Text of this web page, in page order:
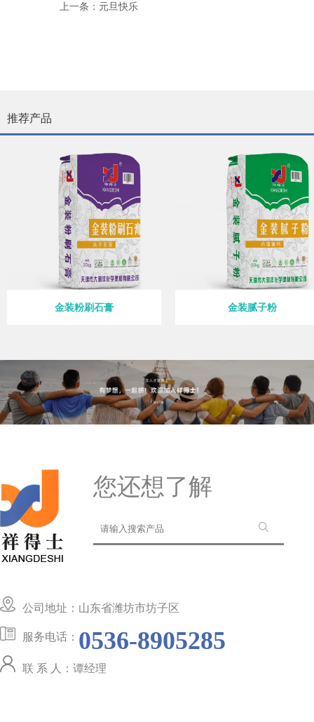
上一条：元旦快乐
推荐产品
金装粉刷石膏 金装腻子粉
您还想了解
公司地址：山东省潍坊市坊子区
服务电话： 0536-8905285
联 系 人：谭经理